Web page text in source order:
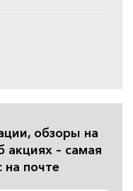
обзоры на
– самая
на почте